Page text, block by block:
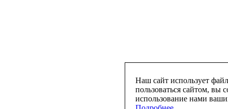
Наш сайт использует
пользоваться сайтом, вы
использование нами